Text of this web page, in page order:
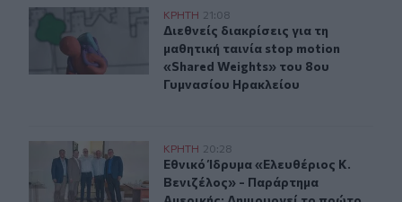
Διεθνείς διακρίσεις για τη μαθητική ταινία stop
ΚΡΗΤΗ 21:08
Διεθνείς διακρίσεις για τη
Διεθνείς διακρίσεις για τη
μαθητική ταινία stop motion
«Shared Weights» του 8ου
Γυμνασίου Ηρακλείου
Εθνικό Ίδρυμα «Ελευθέριος Κ. Βενιζέλος» -
ΚΡΗΤΗ 20:28
Εθνικό Ίδρυμα «Ελευθέριος Κ.
Εθνικό Ίδρυμα «Ελευθέριος Κ.
Βενιζέλος» - Παράρτημα